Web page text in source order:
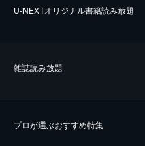
U-NEXTオリジナル書籍読み放題
雑誌読み放題
プロが選ぶおすすめ特集